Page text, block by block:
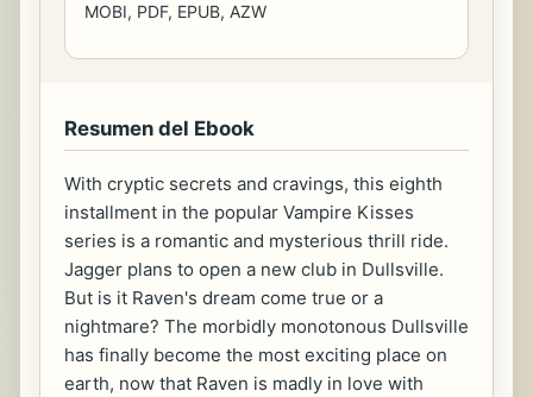
MOBI, PDF, EPUB, AZW
Resumen del Ebook
With cryptic secrets and cravings, this eighth
installment in the popular Vampire Kisses
series is a romantic and mysterious thrill ride.
Jagger plans to open a new club in Dullsville.
But is it Raven's dream come true or a
nightmare? The morbidly monotonous Dullsville
has finally become the most exciting place on
earth, now that Raven is madly in love with